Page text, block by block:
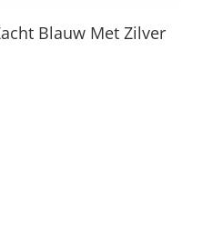
Blauw Met Zilver